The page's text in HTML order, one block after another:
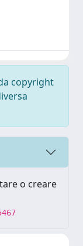
copyright
o creare